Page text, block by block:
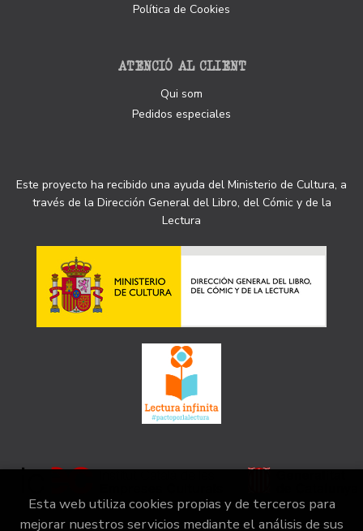
Política de Cookies
ATENCIÓ AL CLIENT
Qui som
Pedidos especiales
Este proyecto ha recibido una ayuda del Ministerio de Cultura, a
través de la Dirección General del Libro, del Cómic y de la
Lectura
Esta web utiliza cookies propias y de terceros para
mejorar nuestros servicios mediante el análisis de sus